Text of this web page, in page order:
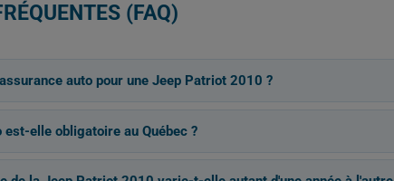
(FAQ)
auto pour une Jeep Patriot 2010 ?
est-elle obligatoire au Québec ?